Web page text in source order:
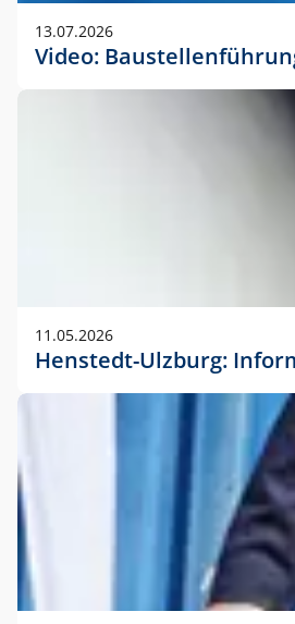
13.07.2026
Video:
11.05.2026
Henstedt-Ulzburg: